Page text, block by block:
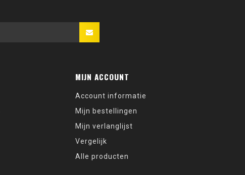
MIJN ACCOUNT
Account informatie
Mijn bestellingen
Mijn verlanglijst
Vergelijk
Alle producten